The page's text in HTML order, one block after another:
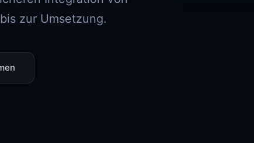
zur Umsetzung.